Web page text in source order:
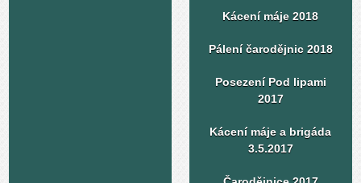
Kácení máje 2018
Pálení čarodějnic 2018
Posezení Pod lipami
2017
Kácení máje a brigáda
3.5.2017